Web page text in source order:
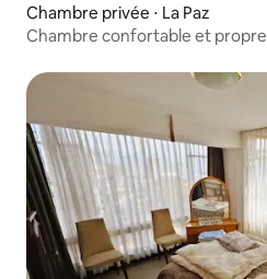
Chambre privée ⋅ La Paz
Chambre confortable et propre